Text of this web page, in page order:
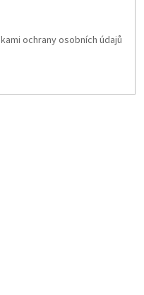
ochrany osobních údajů